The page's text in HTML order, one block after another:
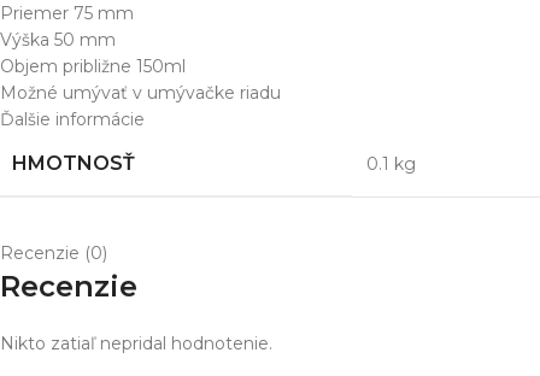
Priemer 75 mm
Výška 50 mm
Objem približne 150ml
Možné umývať v umývačke riadu
Ďalšie informácie
HMOTNOSŤ 0.1 kg
Recenzie (0)
Recenzie
Nikto zatiaľ nepridal hodnotenie.